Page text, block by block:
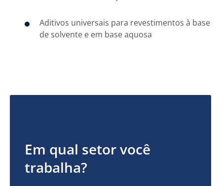
Aditivos universais para revestimentos à base
de solvente e em base aquosa
Em qual setor você
trabalha?